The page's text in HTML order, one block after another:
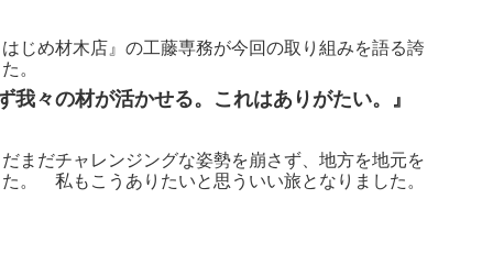
じめ材木店』の工藤専務が今回の取り組みを語る誇
。
我々の材が活かせる。これはありがたい。』
まだチャレンジングな姿勢を崩さず、地方を地元を
。 私もこうありたいと思ういい旅となりました。